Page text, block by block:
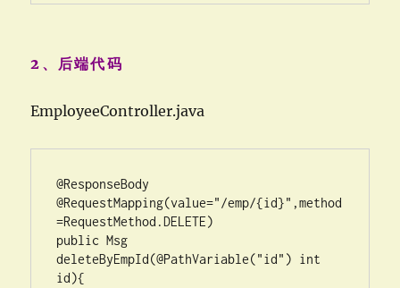
2、后端代码
EmployeeController.java
@ResponseBody
@RequestMapping(value="/emp/{id}",method
=RequestMethod.DELETE)
public Msg
deleteByEmpId(@PathVariable("id") int
id){